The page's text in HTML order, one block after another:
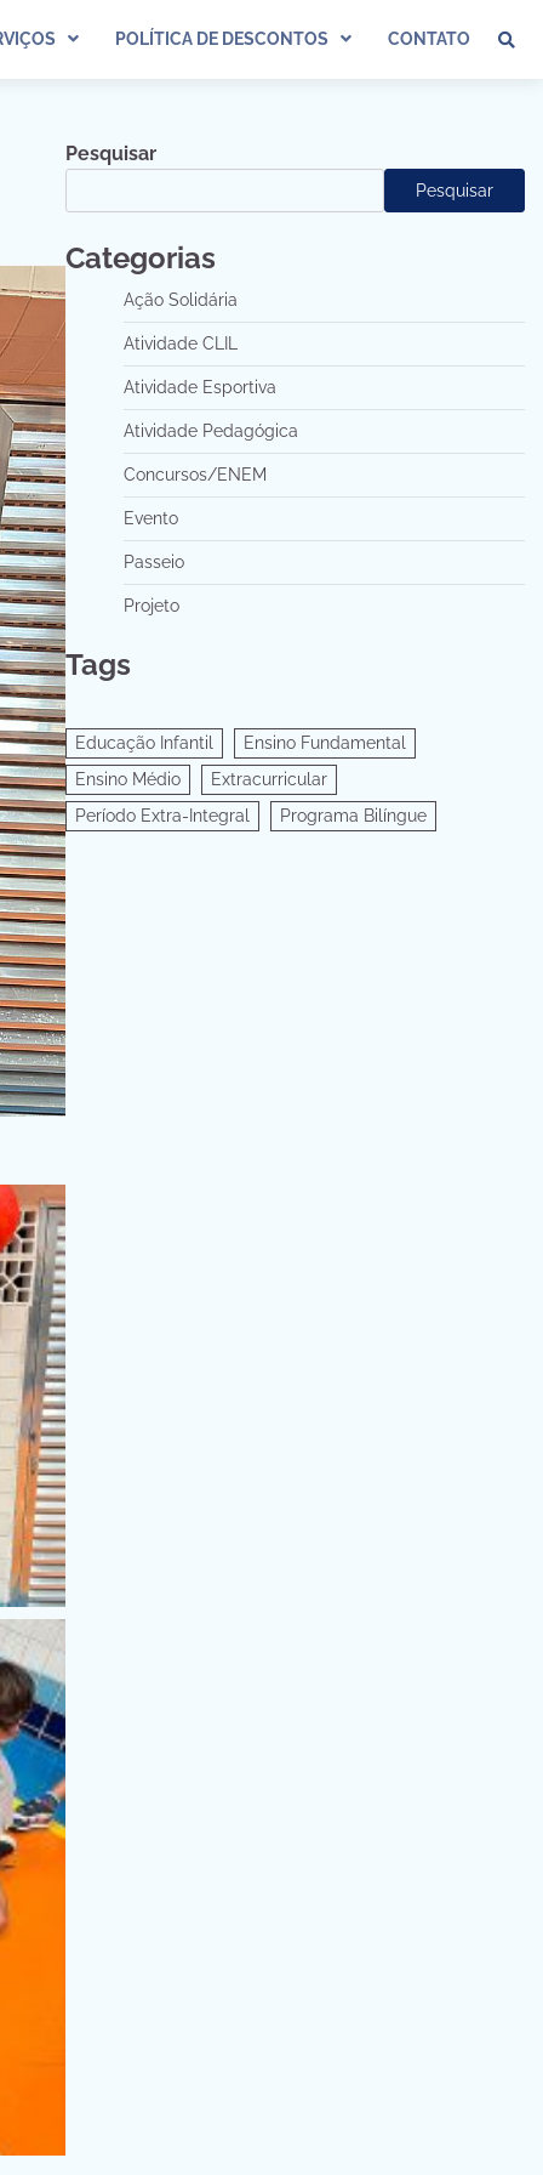
POLÍTICA DE DESCONTOS CONTATO
Pesquisar
Pesquisar
Categorias
Ação Solidária
Atividade CLIL
Atividade Esportiva
Atividade Pedagógica
Concursos/ENEM
Evento
Passeio
Projeto
Tags
Educação Infantil
Ensino Fundamental
Ensino Médio
Extracurricular
Período Extra-Integral
Programa Bilíngue